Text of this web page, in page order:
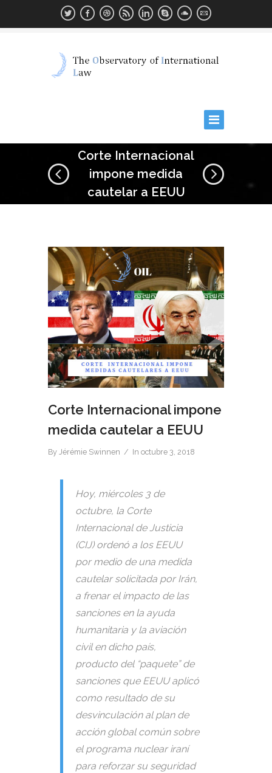
Corte Internacional
impone medida
cautelar a EEUU
Corte Internacional impone
medida cautelar a EEUU
By Jérémie Swinnen In octubre 3, 2018
Hoy, miércoles 3 de
octubre, la Corte
Internacional de Justicia
(CIJ) ordenó a los EEUU
por medio de una medida
cautelar solicitada por Irán,
a frenar el impacto de las
sanciones en la ayuda
humanitaria y la aviación
civil en dicho país,
producto del “paquete” de
sanciones que EEUU aplicó
como resultado de su
desvinculación al plan de
acción global común sobre
el programa nuclear iraní
para reforzar su seguridad